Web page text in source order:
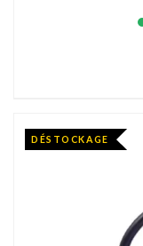
DÉSTOCKAGE